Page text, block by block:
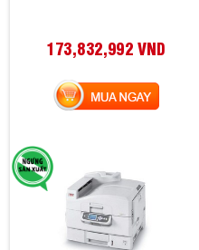
173,832,992 VND
MUA NGAY